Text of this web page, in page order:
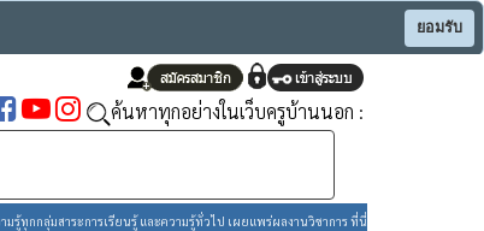
ยอมรับ
ค้นหาทุกอย่างในเว็บครูบ้านนอก :
รู้ทุกกลุ่มสาระการเรียนรู้ และความรู้ทั่วไป เผยแพร่ผลงานวิชาการ ที่นี่